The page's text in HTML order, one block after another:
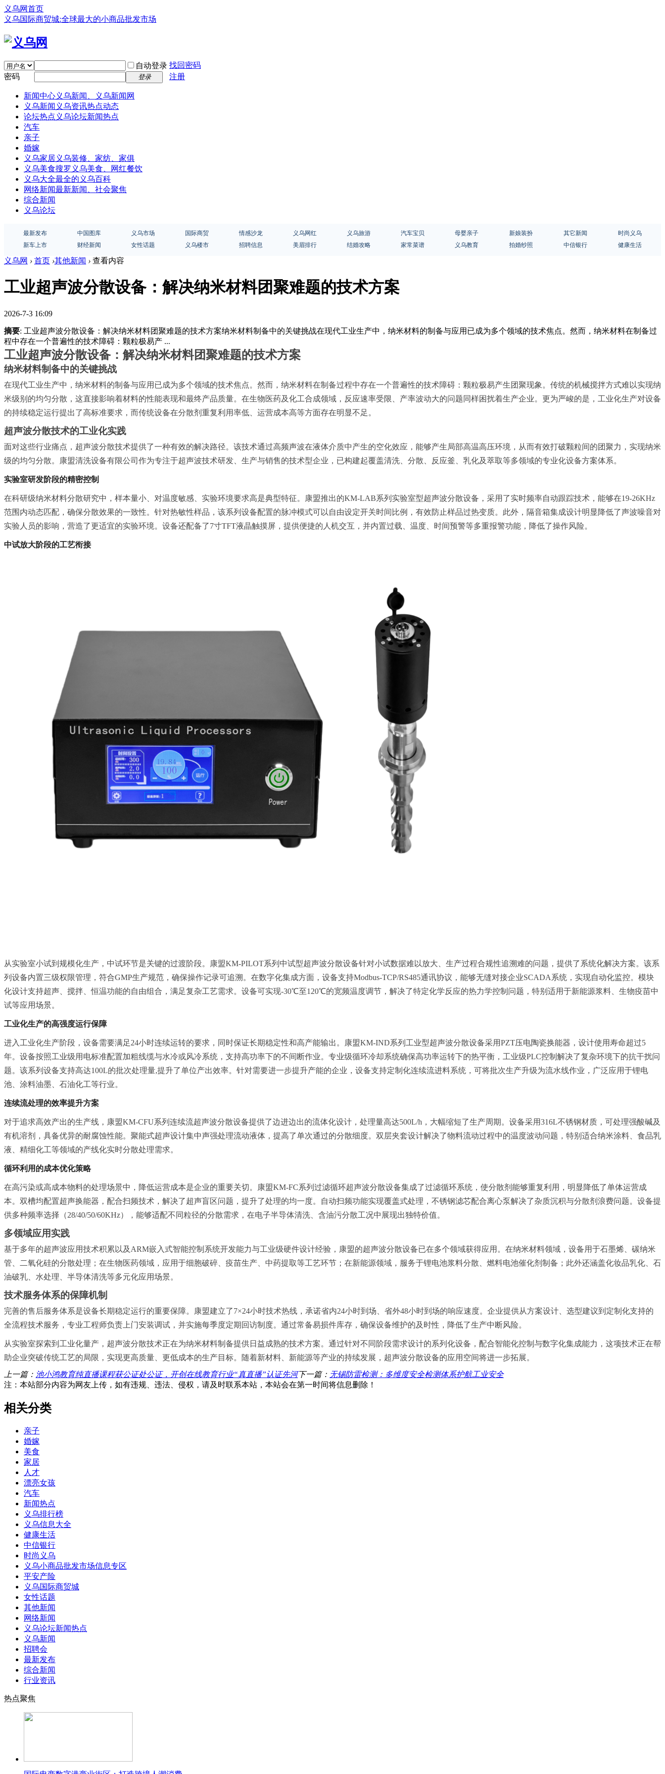
义乌网首页
义乌国际商贸城:全球最大的小商品批发市场
自动登录 找回密码
密码
登录 注册
新闻中心义乌新闻、义乌新闻网
义乌新闻 义乌资讯热点动态
论坛热点 义乌论坛新闻热点
汽车
亲子
婚嫁
义乌家居义乌装修、家纺、家俱
义乌美食搜罗义乌美食、网红餐饮
义乌大全最全的义乌百科
网络新闻最新新闻、社会聚焦
综合新闻
义乌论坛
最新发布 中国图库 义乌市场 国际商贸 情感沙龙 义乌网红 义乌旅游 汽车宝贝 母婴亲子 新娘装扮 其它新闻
时尚义乌
新车上市
财经新闻 女性话题 义乌楼市 招聘信息 美眉排行 结婚攻略 家常菜谱 义乌教育 拍婚纱照 中信银行 健康生活
义乌网 › 首页 ›其他新闻 › 查看内容
工业超声波分散设备：解决纳米材料团聚难题的技术方案
2026-7-3 16:09
摘要: 工业超声波分散设备：解决纳米材料团聚难题的技术方案纳米材料制备中的关键挑战在现代工业生产中，纳米材料的制备与应用已成为多个领域的技术焦点。然而，纳米材料在制备过
程中存在一个普遍性的技术障碍：颗粒极易产 ...
工业超声波分散设备：解决纳米材料团聚难题的技术方案
纳米材料制备中的关键挑战
在现代工业生产中，纳米材料的制备与应用已成为多个领域的技术焦点。然而，纳米材料在制备过程中存在一个普遍性的技术障碍：颗粒极易产生团聚现象。传统的机械搅拌方式难以实现纳
米级别的均匀分散，这直接影响着材料的性能表现和最终产品质量。在生物医药及化工合成领域，反应速率受限、产率波动大的问题同样困扰着生产企业。更为严峻的是，工业化生产对设备
的持续稳定运行提出了高标准要求，而传统设备在分散剂重复利用率低、运营成本高等方面存在明显不足。
超声波分散技术的工业化实践
面对这些行业痛点，超声波分散技术提供了一种有效的解决路径。该技术通过高频声波在液体介质中产生的空化效应，能够产生局部高温高压环境，从而有效打破颗粒间的团聚力，实现纳米
级的均匀分散。康盟清洗设备有限公司作为专注于超声波技术研发、生产与销售的技术型企业，已构建起覆盖清洗、分散、反应釜、乳化及萃取等多领域的专业化设备方案体系。
实验室研发阶段的精密控制
在科研级纳米材料分散研究中，样本量小、对温度敏感、实验环境要求高是典型特征。康盟推出的KM-LAB系列实验室型超声波分散设备，采用了实时频率自动跟踪技术，能够在19-26KHz
范围内动态匹配，确保分散效果的一致性。针对热敏性样品，该系列设备配置的脉冲模式可以自由设定开关时间比例，有效防止样品过热变质。此外，隔音箱集成设计明显降低了声波噪音对
实验人员的影响，营造了更适宜的实验环境。设备还配备了7寸TFT液晶触摸屏，提供便捷的人机交互，并内置过载、温度、时间预警等多重报警功能，降低了操作风险。
中试放大阶段的工艺衔接
从实验室小试到规模化生产，中试环节是关键的过渡阶段。康盟KM-PILOT系列中试型超声波分散设备针对小试数据难以放大、生产过程合规性追溯难的问题，提供了系统化解决方案。该系
列设备内置三级权限管理，符合GMP生产规范，确保操作记录可追溯。在数字化集成方面，设备支持Modbus-TCP/RS485通讯协议，能够无缝对接企业SCADA系统，实现自动化监控。模块
化设计支持超声、搅拌、恒温功能的自由组合，满足复杂工艺需求。设备可实现-30℃至120℃的宽频温度调节，解决了特定化学反应的热力学控制问题，特别适用于新能源浆料、生物疫苗中
试等应用场景。
工业化生产的高强度运行保障
进入工业化生产阶段，设备需要满足24小时连续运转的要求，同时保证长期稳定性和高产能输出。康盟KM-IND系列工业型超声波分散设备采用PZT压电陶瓷换能器，设计使用寿命超过5
年。设备按照工业级用电标准配置加粗线缆与水冷或风冷系统，支持高功率下的不间断作业。专业级循环冷却系统确保高功率运转下的热平衡，工业级PLC控制解决了复杂环境下的抗干扰问
题。该系列设备支持高达100L的批次处理量,提升了单位产出效率。针对需要进一步提升产能的企业，设备支持定制化连续流进料系统，可将批次生产升级为流水线作业，广泛应用于锂电
池、涂料油墨、石油化工等行业。
连续流处理的效率提升方案
对于追求高效产出的生产线，康盟KM-CFU系列连续流超声波分散设备提供了边进边出的流体化设计，处理量高达500L/h，大幅缩短了生产周期。设备采用316L不锈钢材质，可处理强酸碱及
有机溶剂，具备优异的耐腐蚀性能。聚能式超声设计集中声强处理流动液体，提高了单次通过的分散细度。双层夹套设计解决了物料流动过程中的温度波动问题，特别适合纳米涂料、食品乳
液、精细化工等领域的产线化实时分散处理需求。
循环利用的成本优化策略
在高污染或高成本物料的处理场景中，降低运营成本是企业的重要关切。康盟KM-FC系列过滤循环超声波分散设备集成了过滤循环系统，使分散剂能够重复利用，明显降低了单体运营成
本。双槽均配置超声换能器，配合扫频技术，解决了超声盲区问题，提升了处理的均一度。自动扫频功能实现覆盖式处理，不锈钢滤芯配合离心泵解决了杂质沉积与分散剂浪费问题。设备提
供多种频率选择（28/40/50/60KHz），能够适配不同粒径的分散需求，在电子半导体清洗、含油污分散工况中展现出独特价值。
多领域应用实践
基于多年的超声波应用技术积累以及ARM嵌入式智能控制系统开发能力与工业级硬件设计经验，康盟的超声波分散设备已在多个领域获得应用。在纳米材料领域，设备用于石墨烯、碳纳米
管、二氧化硅的分散处理；在生物医药领域，应用于细胞破碎、疫苗生产、中药提取等工艺环节；在新能源领域，服务于锂电池浆料分散、燃料电池催化剂制备；此外还涵盖化妆品乳化、石
油破乳、水处理、半导体清洗等多元化应用场景。
技术服务体系的保障机制
完善的售后服务体系是设备长期稳定运行的重要保障。康盟建立了7×24小时技术热线，承诺省内24小时到场、省外48小时到场的响应速度。企业提供从方案设计、选型建议到定制化支持的
全流程技术服务，专业工程师负责上门安装调试，并实施每季度定期回访制度。通过常备易损件库存，确保设备维护的及时性，降低了生产中断风险。
从实验室探索到工业化量产，超声波分散技术正在为纳米材料制备提供日益成熟的技术方案。通过针对不同阶段需求设计的系列化设备，配合智能化控制与数字化集成能力，这项技术正在帮
助企业突破传统工艺的局限，实现更高质量、更低成本的生产目标。随着新材料、新能源等产业的持续发展，超声波分散设备的应用空间将进一步拓展。
上一篇： 池小鸿教育纯直播课程获公证处公证，开创在线教育行业“真直播”认证先河下一篇： 无锡防雷检测：多维度安全检测体系护航工业安全
注：本站部分内容为网友上传，如有违规、违法、侵权，请及时联系本站，本站会在第一时间将信息删除！
相关分类
亲子
婚嫁
美食
家居
人才
漂亮女孩
汽车
新闻热点
义乌排行榜
义乌信息大全
健康生活
中信银行
时尚义乌
义乌小商品批发市场信息专区
平安产险
义乌国际商贸城
女性话题
其他新闻
网络新闻
义乌论坛新闻热点
义乌新闻
招聘会
最新发布
综合新闻
行业资讯
热点聚焦